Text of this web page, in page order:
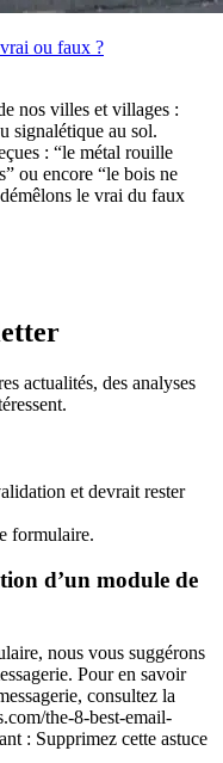
ou faux ?
nos villes et villages :
signalétique au sol.
: “le métal rouille
ou encore “le bois ne
le vrai du faux
actualités, des analyses
et devrait rester
formulaire.
d’un module de
nous vous suggérons
Pour en savoir
consultez la
the-8-best-email-
: Supprimez cette astuce